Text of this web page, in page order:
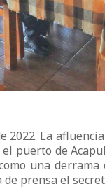
2022. La
puerto de
una
prensa el